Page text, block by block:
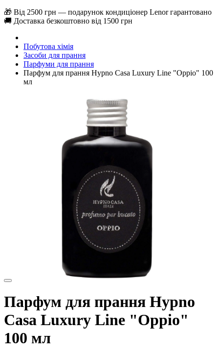
🎁 Від 2500 грн — подарунок кондиціонер Lenor гарантовано
🚚 Доставка безкоштовно від 1500 грн
Побутова хімія
Засоби для прання
Парфуми для прання
Парфум для прання Hypno Casa Luxury Line "Oppio" 100
мл
Парфум для прання Hypno
Casa Luxury Line "Oppio"
100 мл